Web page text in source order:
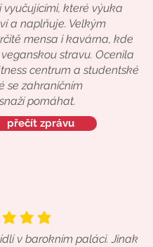
vyučujícími, které výuka
a naplňuje. Velkým
mensa i kavárna, kde
stravu. Ocenila
centrum a studentské
se zahraničním
pomáhat.
přečít zprávu
je 5 z 5
v barokním paláci. Jinak